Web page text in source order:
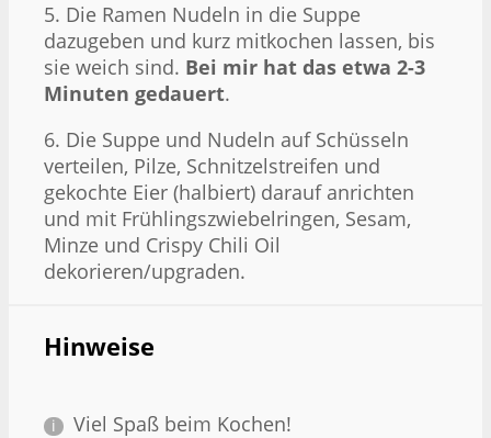
5. Die Ramen Nudeln in die Suppe
dazugeben und kurz mitkochen lassen, bis
sie weich sind. Bei mir hat das etwa 2-3
Minuten gedauert.
6. Die Suppe und Nudeln auf Schüsseln
verteilen, Pilze, Schnitzelstreifen und
gekochte Eier (halbiert) darauf anrichten
und mit Frühlingszwiebelringen, Sesam,
Minze und Crispy Chili Oil
dekorieren/upgraden.
Hinweise
Viel Spaß beim Kochen!